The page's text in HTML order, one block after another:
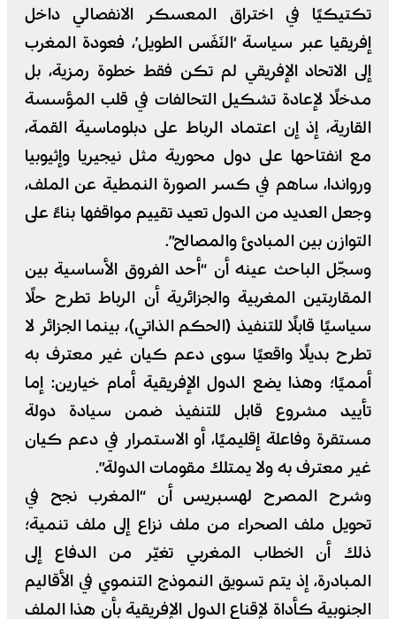
تكتيكيًا في اختراق المعسكر الانفصالي داخل
إفريقيا عبر سياسة ‘النَفَس الطويل’، فعودة المغرب
إلى الاتحاد الإفريقي لم تكن فقط خطوة رمزية، بل
مدخلًا لإعادة تشكيل التحالفات في قلب المؤسسة
القارية، إذ إن اعتماد الرباط على دبلوماسية القمة،
مع انفتاحها على دول محورية مثل نيجيريا وإثيوبيا
ورواندا، ساهم في كسر الصورة النمطية عن الملف،
وجعل العديد من الدول تعيد تقييم مواقفها بناءً على
التوازن بين المبادئ والمصالح”.
وسجّل الباحث عينه أن “أحد الفروق الأساسية بين
المقاربتين المغربية والجزائرية أن الرباط تطرح حلًا
سياسيًا قابلًا للتنفيذ (الحكم الذاتي)، بينما الجزائر لا
تطرح بديلًا واقعيًا سوى دعم كيان غير معترف به
أمميًا؛ وهذا يضع الدول الإفريقية أمام خيارين: إما
تأييد مشروع قابل للتنفيذ ضمن سيادة دولة
مستقرة وفاعلة إقليميًا، أو الاستمرار في دعم كيان
غير معترف به ولا يمتلك مقومات الدولة”.
وشرح المصرح لهسبريس أن “المغرب نجح في
تحويل ملف الصحراء من ملف نزاع إلى ملف تنمية؛
ذلك أن الخطاب المغربي تغيّر من الدفاع إلى
المبادرة، إذ يتم تسويق النموذج التنموي في الأقاليم
الجنوبية كأداة لإقناع الدول الإفريقية بأن هذا الملف